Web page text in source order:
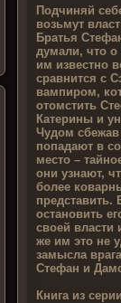
Подчиняй
возьмут
Братья
думали, что
им известно
сравнится с
вампиром,
отомстить
Катерины и
Чудом
попадают в
место –
они узнают,
более
остановить
своей
же им это не
замысла
Стефан и
Книга из